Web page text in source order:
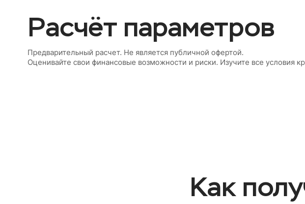
Расчёт параметров
Предварительный расчет. Не является публичной офертой.
Оценивайте свои финансовые возможности и риски. Изучите все условия
Как